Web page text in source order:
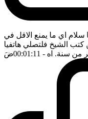
سلام اي ما يمنع الاقل في
كتب الشيخ فلتصلي هاتفيا
من سنة. اه - 00:01:11 ضَ